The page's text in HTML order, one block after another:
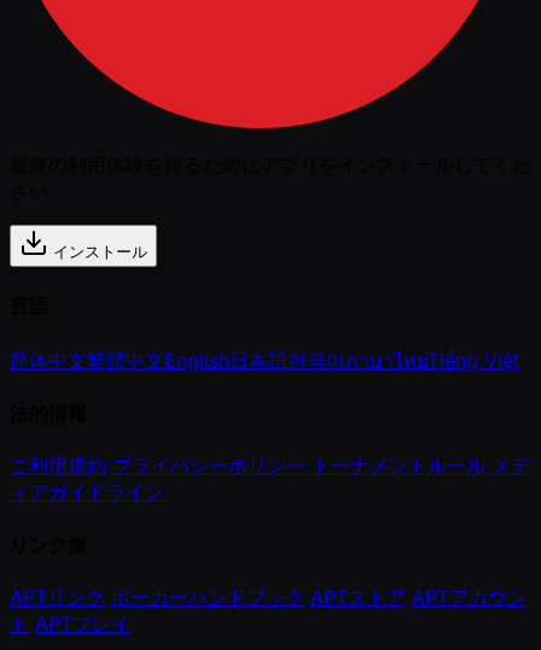
インストール
简体中文繁體中文English日本語한국어ภาษาไทยTiếng Việt
ご利用規約 プライバシーポリシー トーナメントルール メデ
ィアガイドライン
APTリンク ポーカーハンドブック APTストア APTアカウン
ト APTプレイ